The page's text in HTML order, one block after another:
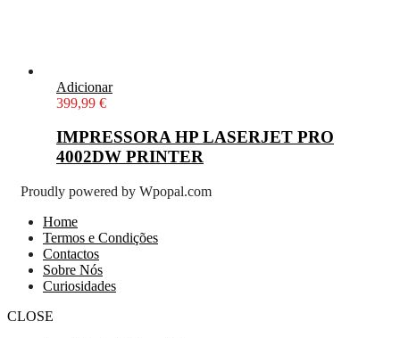
Adicionar
399,99 €
IMPRESSORA HP LASERJET PRO
4002DW PRINTER
Proudly powered by Wpopal.com
Home
Termos e Condições
Contactos
Sobre Nós
Curiosidades
CLOSE